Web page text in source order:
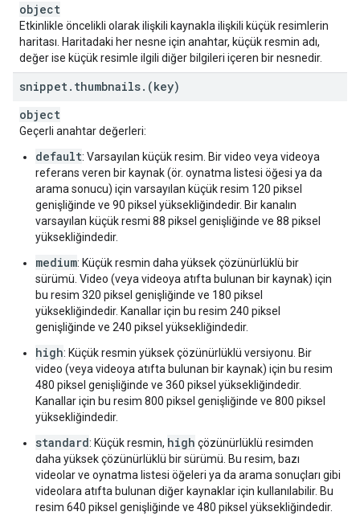
},
"author": string
,
"referenceUrl": string
,
"imageUrl": string
},
" resourceId"
},
}
}
object
Etkinlikle öncelikli olarak ilişkili kaynakla ilişkili küçük resimlerin
haritası. Haritadaki her nesne için anahtar, küçük resmin adı,
değer ise küçük resimle ilgili diğer bilgileri içeren bir nesnedir.
snippet. thumbnails. (key)
object
Geçerli anahtar değerleri:
default: Varsayılan küçük resim. Bir video veya videoya
referans veren bir kaynak (ör. oynatma listesi öğesi ya da
arama sonucu) için varsayılan küçük resim 120 piksel
genişliğinde ve 90 piksel yüksekliğindedir. Bir kanalın
varsayılan küçük resmi 88 piksel genişliğinde ve 88 piksel
yüksekliğindedir.
medium: Küçük resmin daha yüksek çözünürlüklü bir
sürümü. Video (veya videoya atıfta bulunan bir kaynak) için
bu resim 320 piksel genişliğinde ve 180 piksel
yüksekliğindedir. Kanallar için bu resim 240 piksel
genişliğinde ve 240 piksel yüksekliğindedir.
high: Küçük resmin yüksek çözünürlüklü versiyonu. Bir
video (veya videoya atıfta bulunan bir kaynak) için bu resim
480 piksel genişliğinde ve 360 piksel yüksekliğindedir.
Kanallar için bu resim 800 piksel genişliğinde ve 800 piksel
yüksekliğindedir.
standard: Küçük resmin, high çözünürlüklü resimden
daha yüksek çözünürlüklü bir sürümü. Bu resim, bazı
videolar ve oynatma listesi öğeleri ya da arama sonuçları gibi
videolara atıfta bulunan diğer kaynaklar için kullanılabilir. Bu
resim 640 piksel genişliğinde ve 480 piksel yüksekliğindedir.